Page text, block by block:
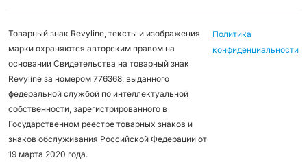
Товарный знак Revyline, тексты и изображения
марки охраняются авторским правом на
основании Свидетельства на товарный знак
Revyline за номером 776368, выданного
федеральной службой по интеллектуальной
собственности, зарегистрированного в
Государственном реестре товарных знаков и
знаков обслуживания Российской Федерации от
19 марта 2020 года.
Политика
конфиденциальности